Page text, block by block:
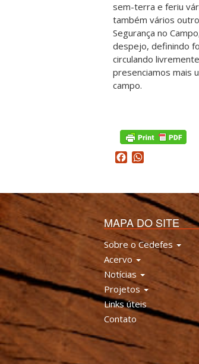
sem-terra e feriu
também vários
Segurança no
despejo, definindo
circulando
presenciamos mais
campo.
Facebook
MAPA DO SITE
Sobre o Cedefes
Acervo
Notícias
Projetos
Links úteis
Contato